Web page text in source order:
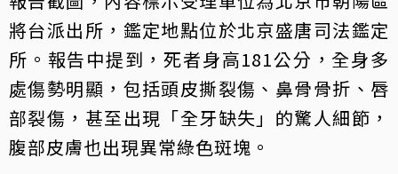
將台派出所，鑑定地點位於北京盛唐司法鑑定
所。報告中提到，死者身高181公分，全身多
處傷勢明顯，包括頭皮撕裂傷、鼻骨骨折、唇
部裂傷，甚至出現「全牙缺失」的驚人細節，
腹部皮膚也出現異常綠色斑塊。